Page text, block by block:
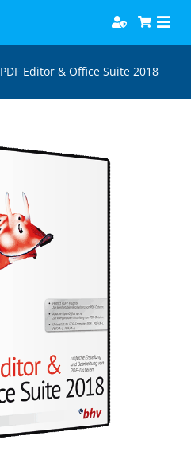
PDF Editor & Office Suite 2018